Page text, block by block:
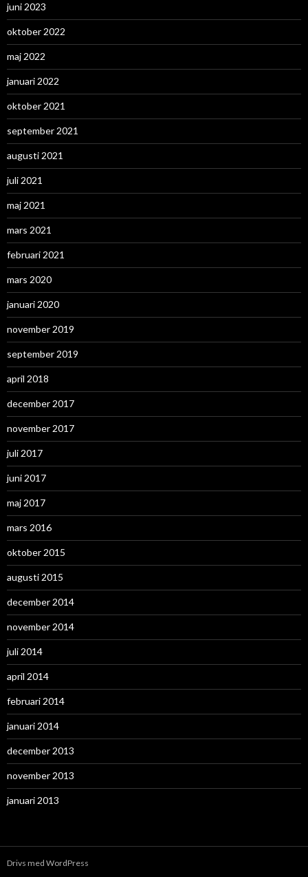
juni 2023
oktober 2022
maj 2022
januari 2022
oktober 2021
september 2021
augusti 2021
juli 2021
maj 2021
mars 2021
februari 2021
mars 2020
januari 2020
november 2019
september 2019
april 2018
december 2017
november 2017
juli 2017
juni 2017
maj 2017
mars 2016
oktober 2015
augusti 2015
december 2014
november 2014
juli 2014
april 2014
februari 2014
januari 2014
december 2013
november 2013
januari 2013
Drivs med WordPress